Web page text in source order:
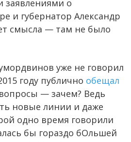
заявлениями о
и губернатор Александр
смысла — там не было
уже не говорил
году публично обещал
— зачем? Ведь
новые линии и даже
одно время говорили
бы гораздо бОльшей